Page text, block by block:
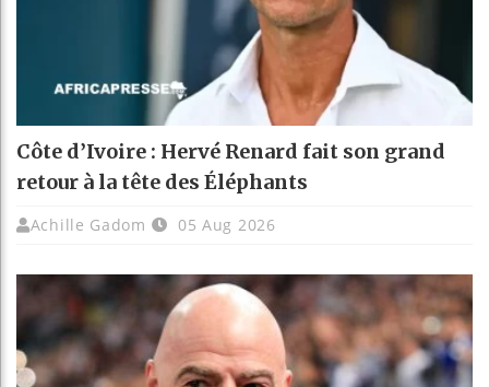
Côte d’Ivoire : Hervé Renard fait son grand
retour à la tête des Éléphants
Achille Gadom 05 Aug 2026